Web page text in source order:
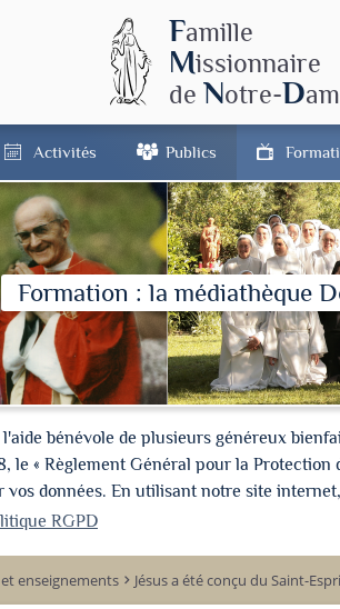
Famille
Missionnaire
de Notre-D
Activités Publics
Formation : la médiathèque
bénévole de plusieurs généreux
« Règlement Général pour la Protection
données. En utilisant notre site
RGPD
enseignements keyboard_arrow_right Jésus a été conçu du Saint-